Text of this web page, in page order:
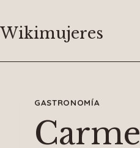
al
Wikimujeres
GASTRONOMÍA
Carme